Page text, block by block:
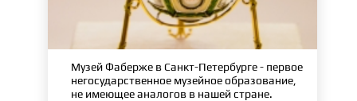
Музей Фаберже в Санкт-Петербурге - первое
негосударственное музейное образование,
не имеющее аналогов в нашей стране.